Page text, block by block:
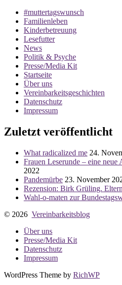
#muttertagswunsch
Familienleben
Kinderbetreuung
Lesefutter
News
Politik & Psyche
Presse/Media Kit
Startseite
Über uns
Vereinbarkeitsgeschichten
Datenschutz
Impressum
Zuletzt veröffentlicht
What radicalized me 24.
Frauen Leserunde – eine
2022
Pandemürbe 23. November
Rezension: Birk Grüling.
Wahl-o-maten zur
© 2026 Vereinbarkeitsblog
Über uns
Presse/Media Kit
Datenschutz
Impressum
WordPress Theme by RichWP